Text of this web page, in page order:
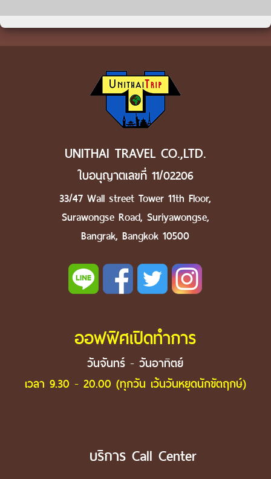
UNITHAI TRAVEL CO.,LTD.
ใบอนุญาตเลขที่ 11/02206
33/47 Wall street Tower 11th Floor,
Surawongse Road, Suriyawongse,
Bangrak, Bangkok 10500
ออฟฟิศเปิดทำการ
วันจันทร์ - วันอาทิตย์
เวลา 9.30 - 20.00 (ทุกวัน เว้นวันหยุดนักขัตฤกษ์)
บริการ Call Center